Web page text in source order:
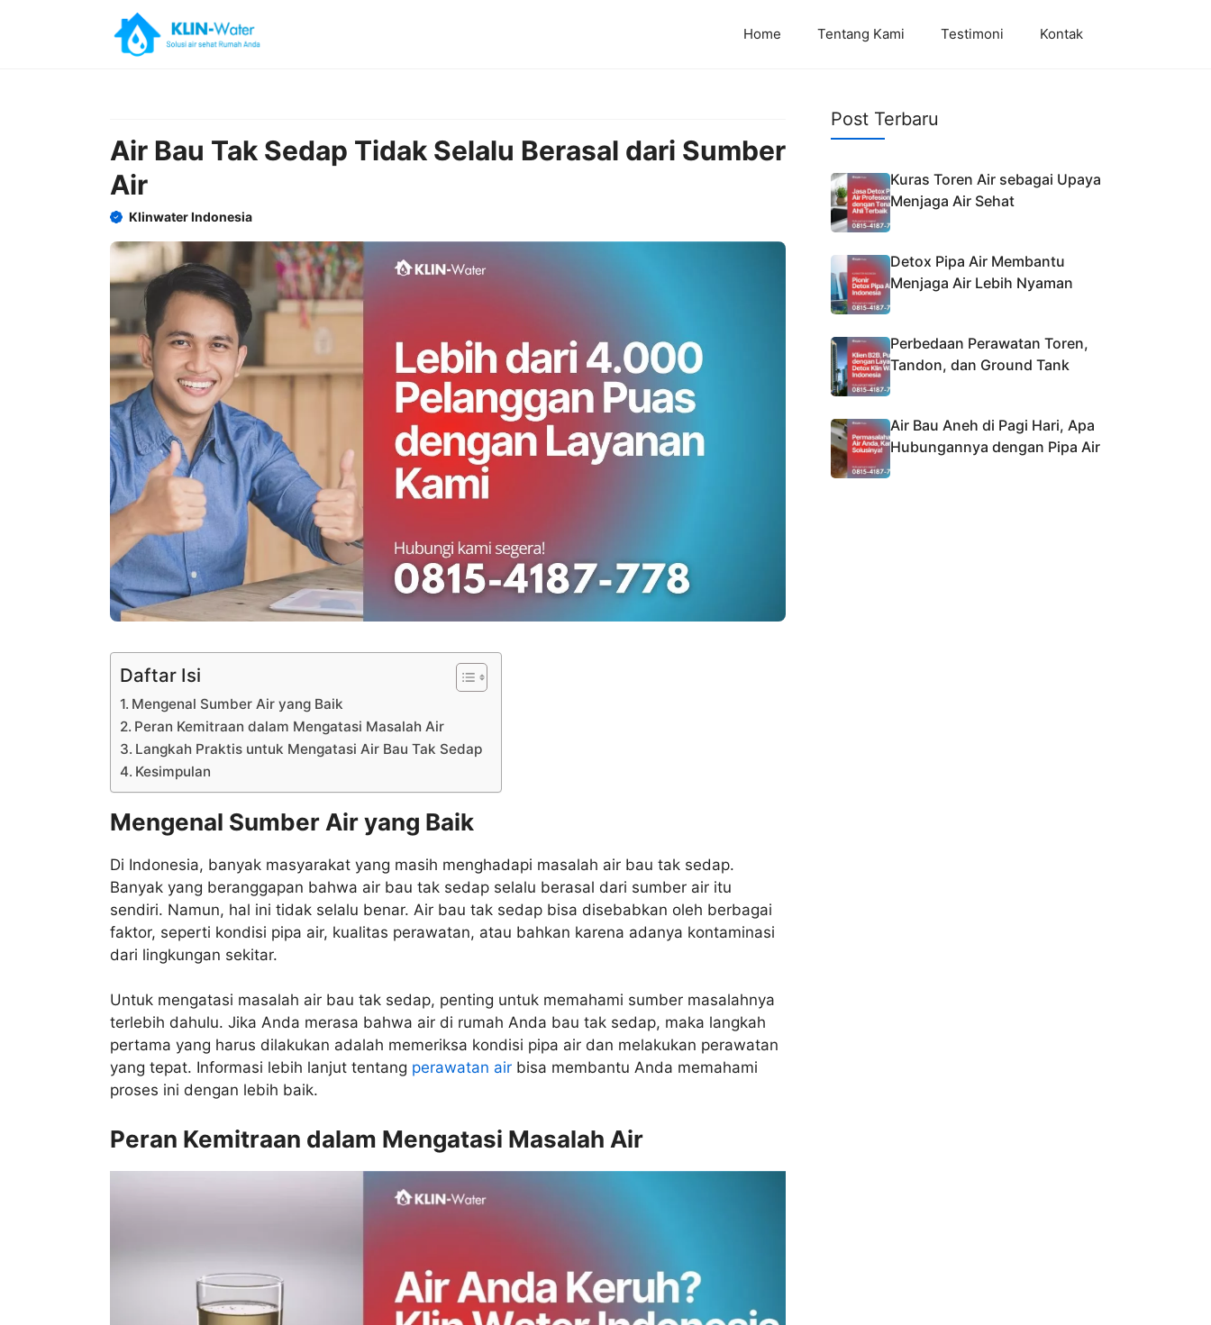
Home Tentang Kami Testimoni Kontak
Air Bau Tak Sedap Tidak Selalu Berasal dari Sumber
Air
Klinwater Indonesia
Daftar Isi
Mengenal Sumber Air yang Baik
Peran Kemitraan dalam Mengatasi Masalah Air
Langkah Praktis untuk Mengatasi Air Bau Tak Sedap
Kesimpulan
Mengenal Sumber Air yang Baik
Di Indonesia, banyak masyarakat yang masih menghadapi masalah air bau tak sedap.
Banyak yang beranggapan bahwa air bau tak sedap selalu berasal dari sumber air itu
sendiri. Namun, hal ini tidak selalu benar. Air bau tak sedap bisa disebabkan oleh berbagai
faktor, seperti kondisi pipa air, kualitas perawatan, atau bahkan karena adanya kontaminasi
dari lingkungan sekitar.
Untuk mengatasi masalah air bau tak sedap, penting untuk memahami sumber masalahnya
terlebih dahulu. Jika Anda merasa bahwa air di rumah Anda bau tak sedap, maka langkah
pertama yang harus dilakukan adalah memeriksa kondisi pipa air dan melakukan perawatan
yang tepat. Informasi lebih lanjut tentang perawatan air bisa membantu Anda memahami
proses ini dengan lebih baik.
Peran Kemitraan dalam Mengatasi Masalah Air
Post Terbaru
Kuras Toren Air sebagai Upaya
Menjaga Air Sehat
Detox Pipa Air Membantu
Menjaga Air Lebih Nyaman
Perbedaan Perawatan Toren,
Tandon, dan Ground Tank
Air Bau Aneh di Pagi Hari, Apa
Hubungannya dengan Pipa Air